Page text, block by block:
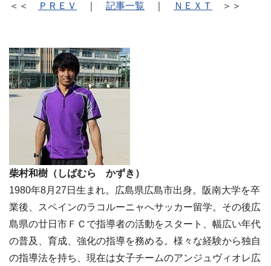
＜＜ ＰＲＥＶ 記事一覧 ＮＥＸＴ ＞＞
柴村和樹（しばむら かずき）
1980年8月27日生まれ。広島県広島市出身。阪南大学を卒
業後、スペインのラコルーニャへサッカー留学。その後広
島県の廿日市ＦＣで指導者の活動をスタート、幅広い年代
の普及、育成、強化の指導を務める。様々な経験から独自
の指導法を持ち、現在は女子チームのアンジュヴィオレ広